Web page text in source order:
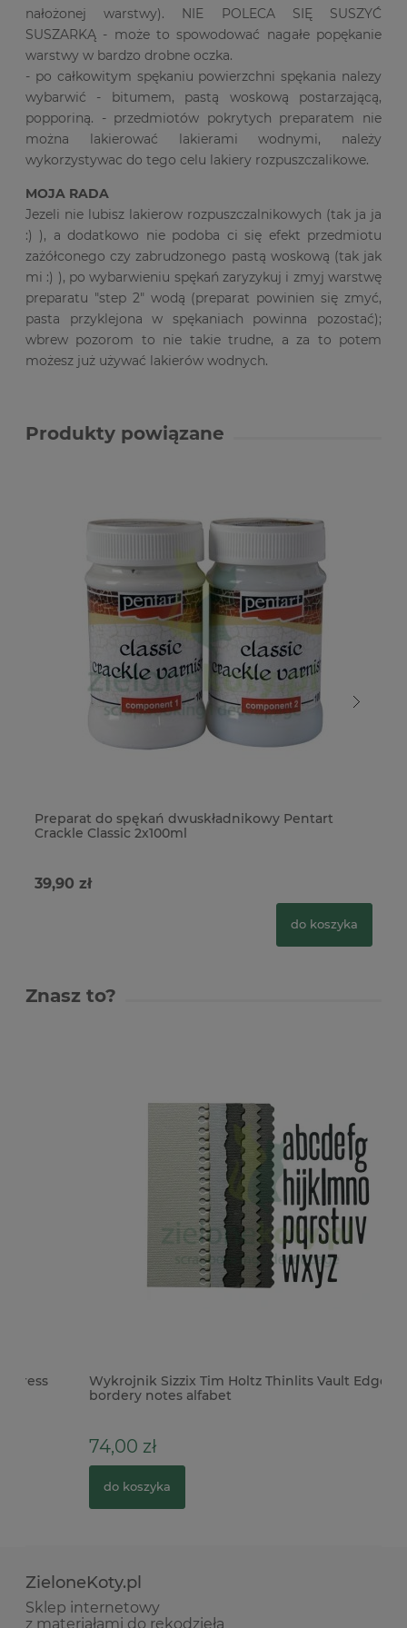
nałożonej warstwy). NIE POLECA SIĘ SUSZYĆ
SUSZARKĄ - może to spowodować nagałe popękanie
warstwy w bardzo drobne oczka.
- po całkowitym spękaniu powierzchni spękania nalezy
wybarwić - bitumem, pastą woskową postarzającą,
popporiną. - przedmiotów pokrytych preparatem nie
można lakierować lakierami wodnymi, należy
wykorzystywac do tego celu lakiery rozpuszczalikowe.
MOJA RADA
Jezeli nie lubisz lakierow rozpuszczalnikowych (tak ja ja
:) ), a dodatkowo nie podoba ci się efekt przedmiotu
zażółconego czy zabrudzonego pastą woskową (tak jak
mi :) ), po wybarwieniu spękań zaryzykuj i zmyj warstwę
preparatu "step 2" wodą (preparat powinien się zmyć,
pasta przyklejona w spękaniach powinna pozostać);
wbrew pozorom to nie takie trudne, a za to potem
możesz już używać lakierów wodnych.
Produkty powiązane
Preparat do spękań dwuskładnikowy Pentart
Crackle Classic 2x100ml
39,90 zł
do koszyka
Znasz to?
Wykrojnik Sizzix Tim Holtz Thinlits Vault Edges
bordery notes alfabet
74,00 zł
do koszyka
ZieloneKoty.pl
Sklep internetowy
z materiałami do rękodzieła